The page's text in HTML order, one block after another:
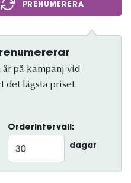
PRENUMERERA
på kampanj vid
det lägsta priset.
Orderintervall:
dagar